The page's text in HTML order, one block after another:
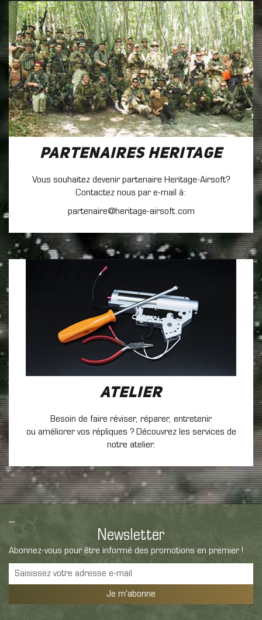
Partenaires Heritage
Vous souhaitez devenir partenaire Heritage-Airsoft?
Contactez nous par e-mail à:
partenaire@heritage-airsoft.com
Atelier
Besoin de faire réviser, réparer, entretenir
ou améliorer vos répliques ? Découvrez les services de
notre atelier.
Newsletter
Abonnez-vous pour être informé des promotions en premier !
Je m'abonne